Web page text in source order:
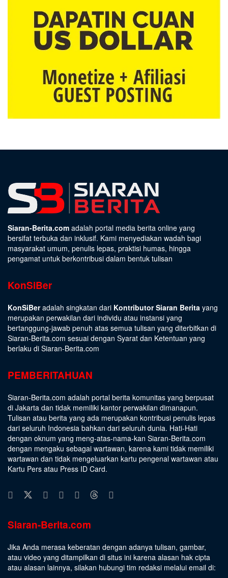
Siaran-Berita.com adalah portal media berita online yang
bersifat terbuka dan inklusif. Kami menyediakan wadah bagi
masyarakat umum, penulis lepas, praktisi humas, hingga
pengamat untuk berkontribusi dalam bentuk tulisan
KonSiBer
KonSiBeradalah singkatan dari Kontributor Siaran Berita yang
merupakan perwakilan dari individu atau instansi yang
bertanggung-jawab penuh atas semua tulisan yang diterbitkan di
Siaran-Berita.com sesuai dengan Syarat dan Ketentuan yang
berlaku di Siaran-Berita.com
PEMBERITAHUAN
Siaran-Berita.com adalah portal berita komunitas yang berpusat
di Jakarta dan tidak memiliki kantor perwakilan dimanapun.
Tulisan atau berita yang ada merupakan kontribusi penulis lepas
dari seluruh Indonesia bahkan dari seluruh dunia. Hati-Hati
dengan oknum yang meng-atas-nama-kan Siaran-Berita.com
dengan mengaku sebagai wartawan, karena kami tidak memiliki
wartawan dan tidak mengeluarkan kartu pengenal wartawan atau
Kartu Pers atau Press ID Card.
Siaran-Berita.com
Jika Anda merasa keberatan dengan adanya tulisan, gambar,
atau video yang ditampilkan di situs ini karena alasan hak cipta
atau alasan lainnya, silakan hubungi tim redaksi melalui email di: